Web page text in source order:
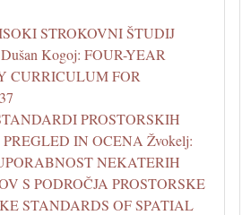
STROKOVNI ŠTUDIJ
Kogoj: FOUR-YEAR
CURRICULUM FOR
PROSTORSKIH
IN OCENA Žvokelj:
NEKATERIH
S PODROČJA PROSTORSKE
STANDARDS OF SPATIAL